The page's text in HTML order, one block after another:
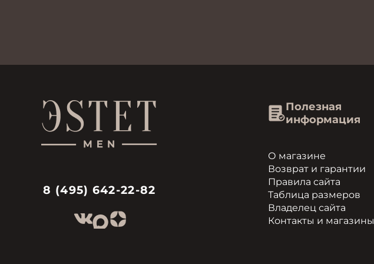
8 (495) 642-22-82
Полезная
информация
О магазине
Возврат и гарантии
Правила сайта
Таблица размеров
Владелец сайта
Контакты и магазины